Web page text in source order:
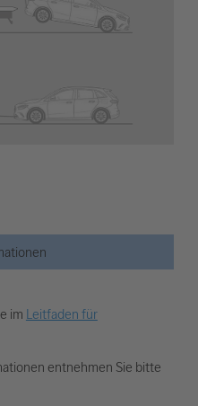
im Leitfaden für
entnehmen Sie bitte